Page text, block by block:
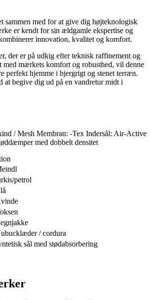
sammen med for at give dig højteknologisk
er kendt for sin ældgamle ekspertise og
innovation, kvalitet og komfort.
der er på udkig efter teknisk raffinement og
med mærkets komfort og robusthed, vil denne
perfekt hjemme i bjergrigt og stenet terræn.
at begive dig ud på en vandretur midt i
/ Mesh Membran: -Tex Indersål: Air-Active
med dobbelt densitet
petrol
/ cordura
sål med stødabsorbering